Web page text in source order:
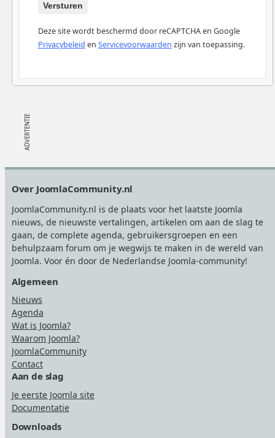
Versturen
Deze site wordt beschermd door reCAPTCHA en Google
Privacybeleid en Servicevoorwaarden zijn van toepassing.
Over JoomlaCommunity.nl
JoomlaCommunity.nl is de plaats voor het laatste Joomla
nieuws, de nieuwste vertalingen, artikelen om aan de slag te
gaan, de complete agenda, gebruikersgroepen en een
behulpzaam forum om je wegwijs te maken in de wereld van
Joomla. Voor én door de Nederlandse Joomla-community!
Algemeen
Nieuws
Agenda
Wat is Joomla?
Waarom Joomla?
JoomlaCommunity
Contact
Aan de slag
Je eerste Joomla site
Documentatie
Downloads